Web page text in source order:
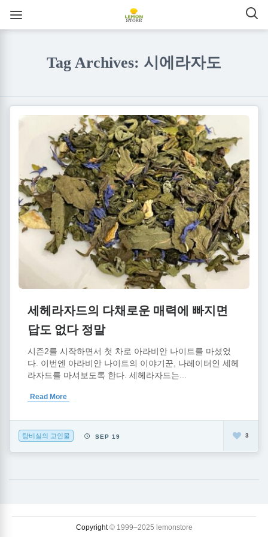
Tag Archives: 시에라자도
세헤라자드의 다채로운 매력에 빠지면
답도 없다 정말
시즌2를 시작하면서 첫 차로 아라비안 나이트를 마셨었
다. 이번엔 아라비안 나이트의 이야기꾼, 나레이터인 세헤
라자드를 마셔보도록 한다. 세헤라자드는...
Read More
탕비실의 고인물 SEP 19 3
Copyright© 1999–2025 lemonstore